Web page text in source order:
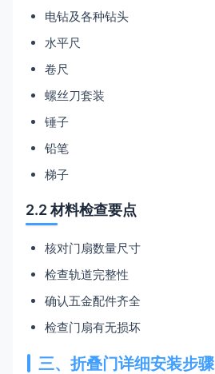
电钻及各种钻头
水平尺
卷尺
螺丝刀套装
锤子
铅笔
梯子
2.2 材料检查要点
核对门扇数量尺寸
检查轨道完整性
确认五金配件齐全
检查门扇有无损坏
三、折叠门详细安装步骤